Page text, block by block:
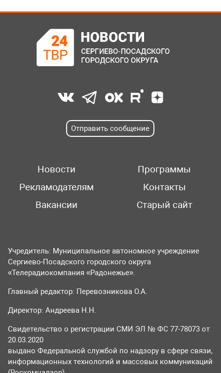
Отправить сообщение
Новости
Программы
Рекламодателям
Контакты
Вакансии
Старый сайт
Учредитель: Муниципальное автономное учреждение
Сергиево-Посадского городского округа
«Телерадиокомпания «Радонежье».
Главный редактор: Перевозникова О.А.
Директор: Андреева Н.Н.
Свидетельство о регистрации СМИ ЭЛ № ФС 77-78073 от
20.03.2020
выдано Федеральной службой по надзору в сфере связи,
информационных технологий и массовых коммуникаций